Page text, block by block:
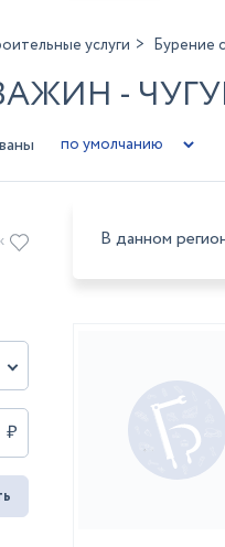
услуги Бурение
-
В данном